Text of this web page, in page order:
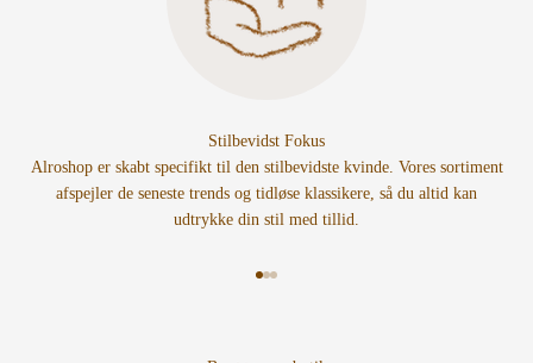
Stilbevidst Fokus
Alroshop er skabt specifikt til den stilbevidste kvinde. Vores sortiment
afspejler de seneste trends og tidløse klassikere, så du altid kan
udtrykke din stil med tillid.